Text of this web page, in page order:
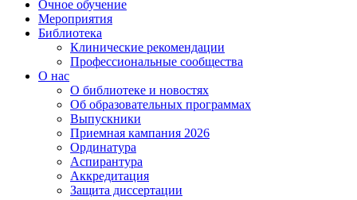
Очное обучение
Мероприятия
Библиотека
Клинические рекомендации
Профессиональные сообщества
О нас
О библиотеке и новостях
Об образовательных программах
Выпускники
Приемная кампания 2026
Ординатура
Аспирантура
Аккредитация
Защита диссертации